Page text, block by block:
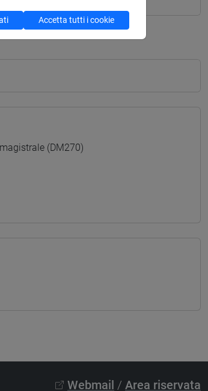
magistrale (DM270)
Webmail / Area riservata
Accetta tutti i cookie